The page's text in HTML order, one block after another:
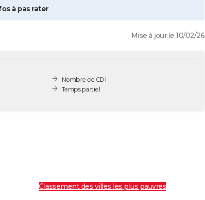
à pas rater
Mise à jour le 10/02/26
Nombre de CDI
Temps partiel
Classement des villes les plus pauvres